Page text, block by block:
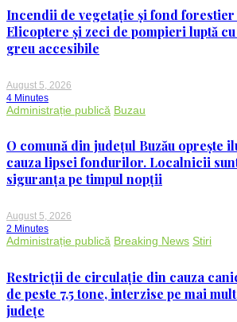
Incendii de vegetație și fond
Elicoptere și zeci de pompieri luptă
greu accesibile
August 5, 2026
4 Minutes
Administrație publică Buzau
O comună din județul Buzău oprește
cauza lipsei fondurilor. Localnicii
siguranța pe timpul nopții
August 5, 2026
2 Minutes
Administrație publică Breaking News Stiri
Restricții de circulație din cauza
de peste 7,5 tone, interzise pe mai
județe